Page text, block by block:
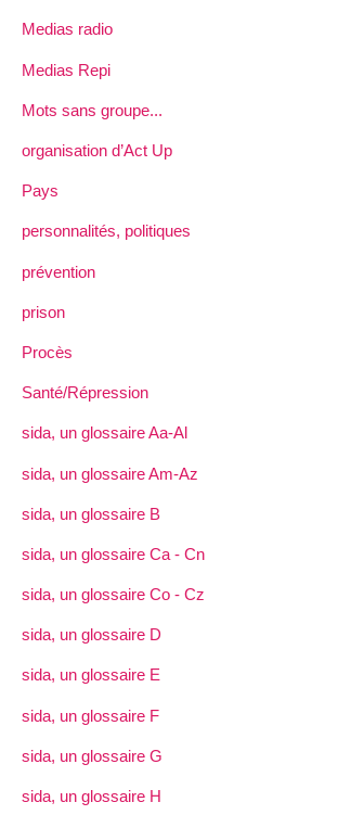
Medias radio
Medias Repi
Mots sans groupe...
organisation d’Act Up
Pays
personnalités, politiques
prévention
prison
Procès
Santé/Répression
sida, un glossaire Aa-Al
sida, un glossaire Am-Az
sida, un glossaire B
sida, un glossaire Ca - Cn
sida, un glossaire Co - Cz
sida, un glossaire D
sida, un glossaire E
sida, un glossaire F
sida, un glossaire G
sida, un glossaire H